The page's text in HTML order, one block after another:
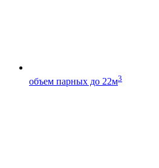
объем парных до 22м3